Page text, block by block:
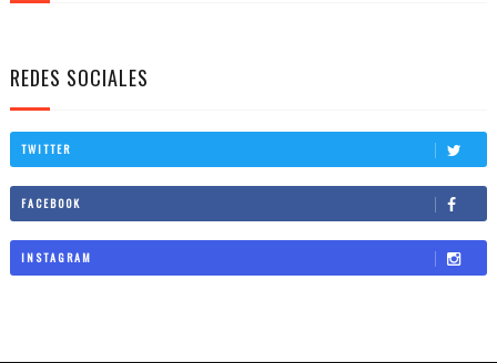
REDES SOCIALES
TWITTER
FACEBOOK
INSTAGRAM